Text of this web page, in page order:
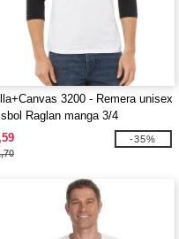
3200 - Remera unisex
Raglan manga 3/4
-35%